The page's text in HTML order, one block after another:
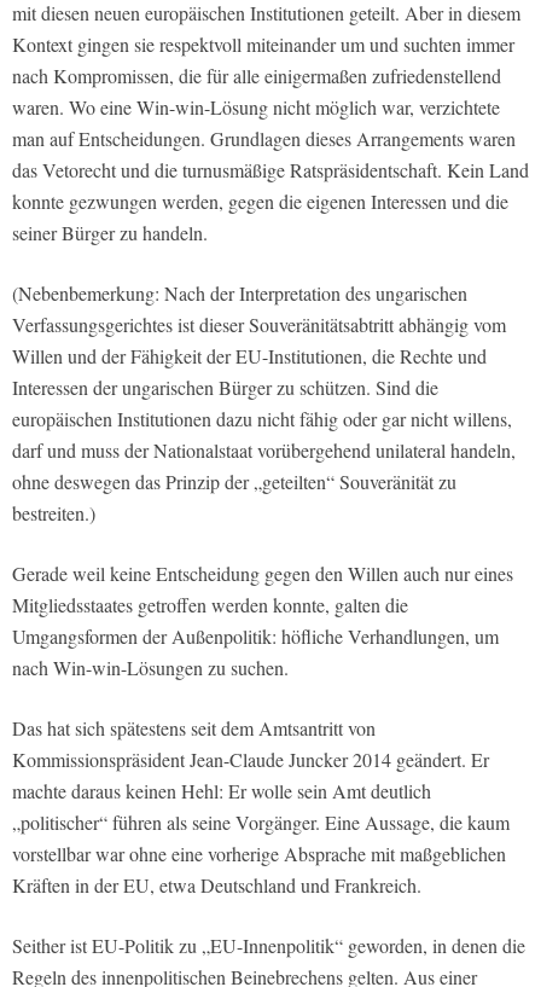
mit diesen neuen europäischen Institutionen geteilt. Aber in diesem
Kontext gingen sie respektvoll miteinander um und suchten immer
nach Kompromissen, die für alle einigermaßen zufriedenstellend
waren. Wo eine Win-win-Lösung nicht möglich war, verzichtete
man auf Entscheidungen. Grundlagen dieses Arrangements waren
das Vetorecht und die turnusmäßige Ratspräsidentschaft. Kein Land
konnte gezwungen werden, gegen die eigenen Interessen und die
seiner Bürger zu handeln.
(Nebenbemerkung: Nach der Interpretation des ungarischen
Verfassungsgerichtes ist dieser Souveränitätsabtritt abhängig vom
Willen und der Fähigkeit der EU-Institutionen, die Rechte und
Interessen der ungarischen Bürger zu schützen. Sind die
europäischen Institutionen dazu nicht fähig oder gar nicht willens,
darf und muss der Nationalstaat vorübergehend unilateral handeln,
ohne deswegen das Prinzip der „geteilten“ Souveränität zu
bestreiten.)
Gerade weil keine Entscheidung gegen den Willen auch nur eines
Mitgliedsstaates getroffen werden konnte, galten die
Umgangsformen der Außenpolitik: höfliche Verhandlungen, um
nach Win-win-Lösungen zu suchen.
Das hat sich spätestens seit dem Amtsantritt von
Kommissionspräsident Jean-Claude Juncker 2014 geändert. Er
machte daraus keinen Hehl: Er wolle sein Amt deutlich
„politischer“ führen als seine Vorgänger. Eine Aussage, die kaum
vorstellbar war ohne eine vorherige Absprache mit maßgeblichen
Kräften in der EU, etwa Deutschland und Frankreich.
Seither ist EU-Politik zu „EU-Innenpolitik“ geworden, in denen die
Regeln des innenpolitischen Beinebrechens gelten. Aus einer